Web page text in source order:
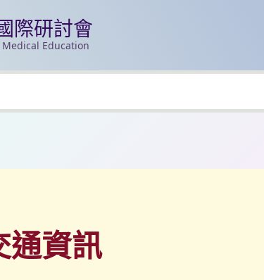
際研討會
Education
通資訊